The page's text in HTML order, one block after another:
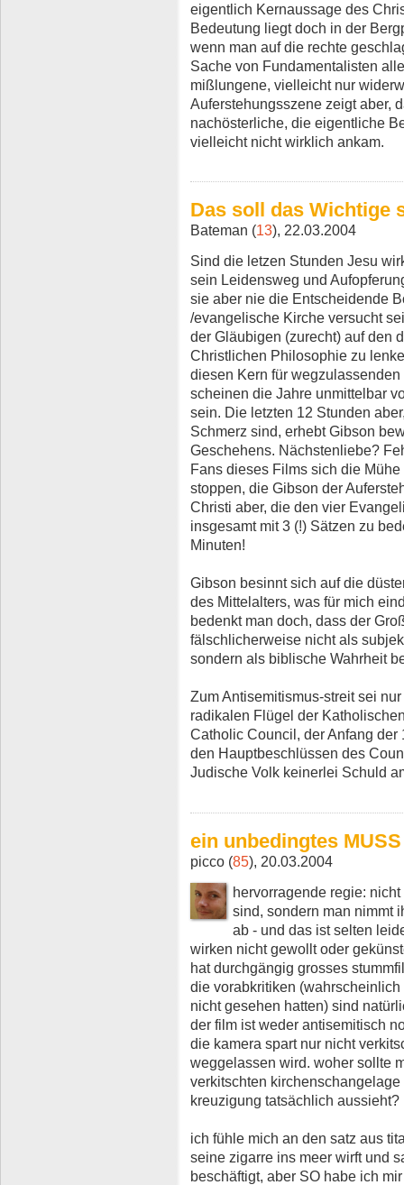
eigentlich Kernaussage des
Bedeutung liegt doch in der
wenn man auf die rechte
Sache von Fundamentalisten
mißlungene, vielleicht nur
Auferstehungsszene zeigt aber,
nachösterliche, die eigentliche
vielleicht nicht wirklich ankam.
Das soll das Wichtige
Bateman (13), 22.03.2004
Sind die letzen Stunden Jesu
sein Leidensweg und
sie aber nie die Entscheidende
/evangelische Kirche versucht
der Gläubigen (zurecht) auf den
Christlichen Philosophie zu
diesen Kern für
scheinen die Jahre unmittelbar
sein. Die letzten 12 Stunden
Schmerz sind, erhebt Gibson
Geschehens. Nächstenliebe?
Fans dieses Films sich die
stoppen, die Gibson der
Christi aber, die den vier
insgesamt mit 3 (!) Sätzen zu
Minuten!
Gibson besinnt sich auf die
des Mittelalters, was für mich
bedenkt man doch, dass der
fälschlicherweise nicht als
sondern als biblische Wahrheit
Zum Antisemitismus-streit sei
radikalen Flügel der
Catholic Council, der Anfang der
den Hauptbeschlüssen des
Judische Volk keinerlei Schuld
ein unbedingtes MUSS
picco (85), 20.03.2004
hervorragende regie:
sind, sondern man nimmt
ab - und das ist selten
wirken nicht gewollt oder
hat durchgängig grosses
die vorabkritiken
nicht gesehen hatten) sind
der film ist weder antisemitisch
die kamera spart nur nicht
weggelassen wird. woher sollte
verkitschten
kreuzigung tatsächlich aussieht?
ich fühle mich an den satz aus
seine zigarre ins meer wirft und
beschäftigt, aber SO habe ich